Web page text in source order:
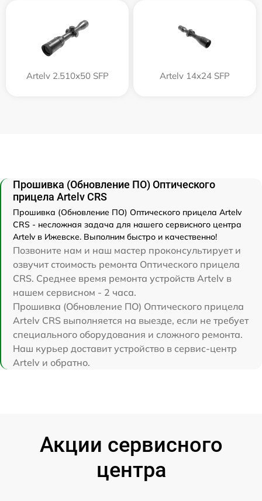
Artelv 2.510x50 SFP Artelv 14x24 SFP
Прошивка (Обновление ПО) Оптического
прицела Artelv CRS
Прошивка (Обновление ПО) Оптического прицела Artelv
CRS - несложная задача для нашего сервисного центра
Artelv в Ижевске. Выполним быстро и качественно!
Позвоните нам и наш мастер проконсультирует и
озвучит стоимость ремонта Оптического прицела
CRS. Среднее время ремонта устройств Artelv в
нашем сервисном - 2 часа.
Прошивка (Обновление ПО) Оптического прицела
Artelv CRS выполняется на выезде, если не требует
специального оборудования и сложного ремонта.
Наш курьер доставит устройство в сервис-центр
Artelv и обратно.
Акции сервисного
центра